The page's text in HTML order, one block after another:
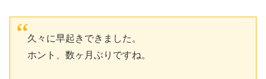
久々に早起きできました。
ホント、数ヶ月ぶりですね。